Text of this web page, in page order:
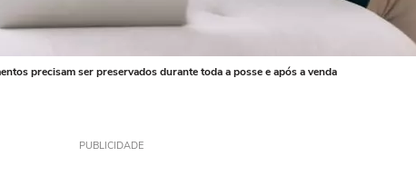
precisam ser preservados durante toda a posse e após a venda
PUBLICIDADE